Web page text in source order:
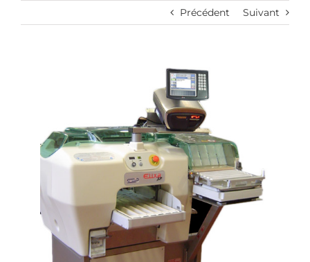
Précédent Suivant